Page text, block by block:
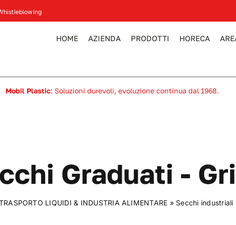
HOME AZIENDA PRODOTTI HORECA
Mobil Plastic: Soluzioni durevoli, evoluzione continua dal 1968.
Graduati -
LIQUIDI & INDUSTRIA ALIMENTARE » Secchi industriali